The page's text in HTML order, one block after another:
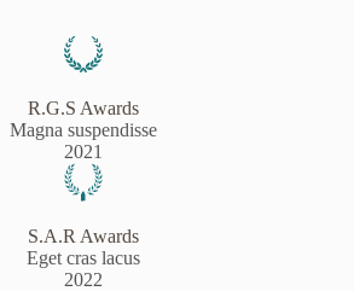
R.G.S Awards
Magna suspendisse
2021
S.A.R Awards
Eget cras lacus
2022